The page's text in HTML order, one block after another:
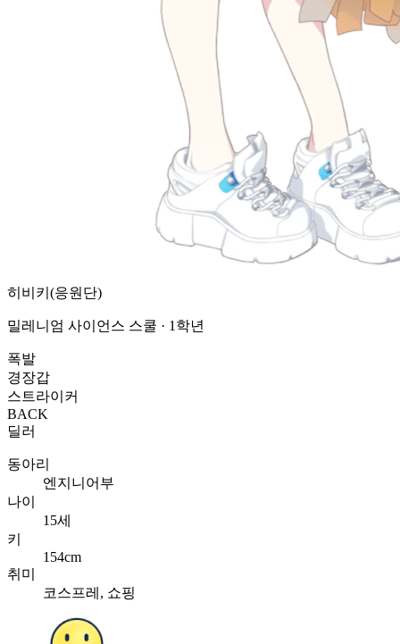
히비키(응원단)
밀레니엄 사이언스 스쿨 · 1학년
폭발
경장갑
스트라이커
BACK
딜러
동아리
엔지니어부
나이
15세
키
154cm
취미
코스프레, 쇼핑